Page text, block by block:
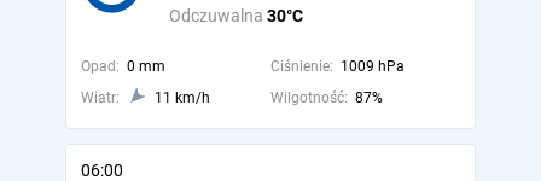
Odczuwalna 30°C
Opad: 0 mm Ciśnienie: 1009 hPa
Wiatr:
11 km/h Wilgotność: 87%
06:00